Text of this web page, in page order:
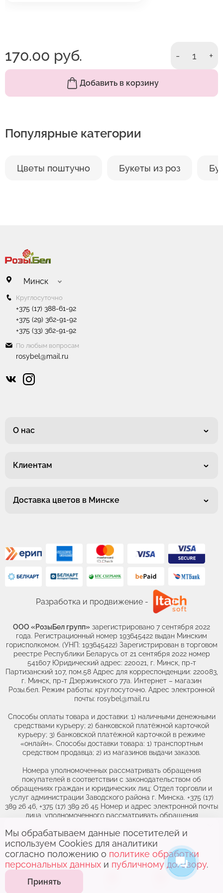
170.00 руб. - 1 +
Добавить в корзину
Популярные категории
Цветы поштучно Букеты из роз
Минск
Круглосуточно
+375 (17) 388-61-92
+375 (29) 362-91-92
+375 (33) 362-91-92
По любым вопросам
rosybel@mail.ru
О нас
Клиентам
Доставка цветов в Минске
Разработка и продвижение -
ООО «РозыБел групп» зарегистрировано 7 сентября 2022
года. Регистрационный номер 193645422 выдан Минским
горисполкомом. (УНП: 193645422) Зарегистрирован в торговом
реестре Республики Беларусь от 21 сентября 2022 номер
541607 Юридический адрес: 220021, г. Минск, пр-т
Партизанский 107, пом.58 Адрес для корреспонденции: 220083,
г. Минск, пр-т Дзержинского 77а. Интернет – магазин
Розы.бел. Режим работы: круглосуточно. Адрес электронной
почты: rosybel@mail.ru
Способы оплаты товара и доставки: 1) наличными денежными
средствами курьеру; 2) банковской платёжной карточкой
курьеру; 3) банковской платёжной карточкой в режиме
«онлайн». Способы доставки товара: 1) транспортным
средством продавца; 2) из магазинов выдачи заказов.
Номера уполномоченных рассматривать обращения
покупателей в соответствии с законодательством об
обращениях граждан и юридических лиц: Отдел торговли и
услуг администрации Заводского района г. Минска. +375 (17)
389 26 46, +375 (17) 389 26 45 Номер и адрес электронной почты
лица, уполномоченного рассматривать обращения
законодательством о защите прав потребителей: +375(44)764-
46-71, obr@rozybel.by.
Выберите адрес,чтобы увидеть
актуальный каталог
Мы обрабатываем данные посетителей и
используем Cookies для аналитики
согласно положению о политике обработки
персональных данных и публичному договору.
Принять